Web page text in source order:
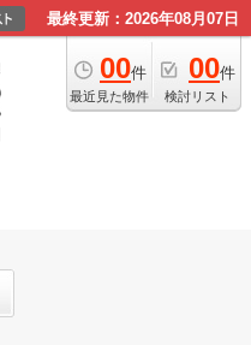
最終更新：2026年08月07日
00件
最近見た物件
00件
検討リスト